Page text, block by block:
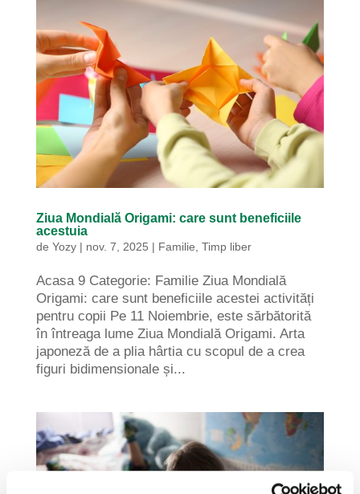
Ziua Mondială Origami: care sunt beneficiile
acestuia
de Yozy| nov. 7, 2025 | Familie Timp liber
Acasa 9 Categorie: Familie Ziua Mondială
Origami: care sunt beneficiile acestei activități
pentru copii Pe 11 Noiembrie, este sărbătorită
în întreaga lume Ziua Mondială Origami. Arta
japoneză de a plia hârtia cu scopul de a crea
figuri bidimensionale și...